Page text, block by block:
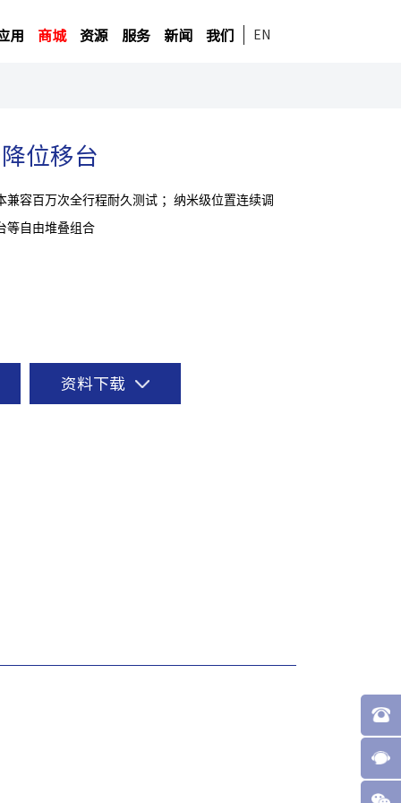
用 商城 资源 服务 新闻 我们 EN
位移台
兼容百万次全行程耐久测试 ；纳米级位置连续调
等自由堆叠组合
资料下载